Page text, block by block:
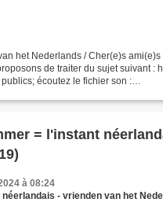
het Nederlands / Cher(e)s
de traiter du sujet suivant :
écoutez le fichier son :
= l'instant
à 08:24
néerlandais - vrienden van het